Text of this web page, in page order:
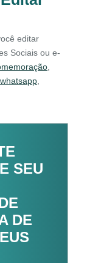
editar
Sociais ou e-
whatsapp
SEU
DE